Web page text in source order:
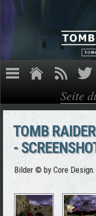
Direkt
Suche
TOMB
-
Bilder © by Core Design.